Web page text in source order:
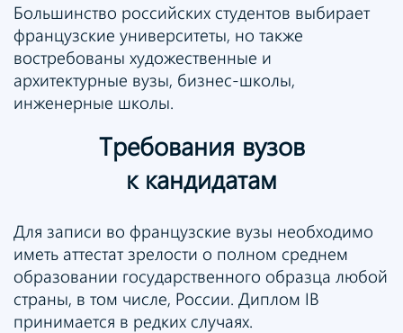
Большинство российских студентов выбирает
французские университеты, но также
востребованы художественные и
архитектурные вузы, бизнес-школы,
инженерные школы.
Требования вузов
к кандидатам
Для записи во французские вузы необходимо
иметь аттестат зрелости о полном среднем
образовании государственного образца любой
страны, в том числе, России. Диплом IB
принимается в редких случаях.